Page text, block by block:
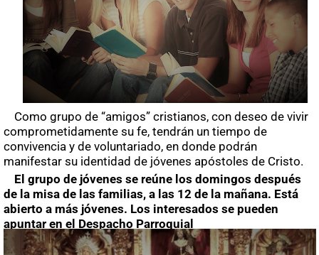
Como grupo de “amigos” cristianos, con deseo de vivir
comprometidamente su fe, tendrán un tiempo de
convivencia y de voluntariado, en donde podrán
manifestar su identidad de jóvenes apóstoles de Cristo.
El grupo de jóvenes se reúne los domingos después
de la misa de las familias, a las 12 de la mañana. Está
abierto a más jóvenes. Los interesados se pueden
apuntar en el Despacho Parroquial